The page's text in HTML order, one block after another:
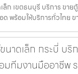
ล็ก เขตธนบุรี บริการ ขา
พร้อมให้บริการทั่วไทย ข
นาดเล็ก กระบี่ บริ
ทีมงานมืออาชีพ